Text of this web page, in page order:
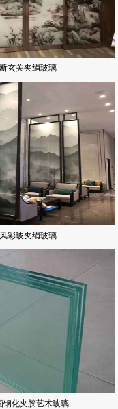
玄关夹绢玻璃
彩玻夹绢玻璃
钢化夹胶艺术玻璃